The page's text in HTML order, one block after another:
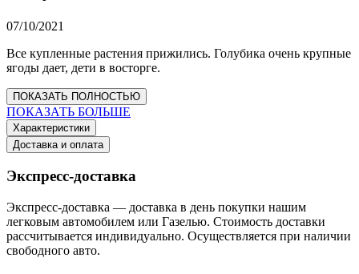
07/10/2021
Все купленные растения прижились. Голубика очень крупные
ягоды дает, дети в восторге.
ПОКАЗАТЬ ПОЛНОСТЬЮ
ПОКАЗАТЬ БОЛЬШЕ
Характеристики
Доставка и оплата
Экспресс-доставка
Экспресс-доставка — доставка в день покупки нашим
легковым автомобилем или Газелью. Стоимость доставки
рассчитывается индивидуально. Осуществляется при наличии
свободного авто.